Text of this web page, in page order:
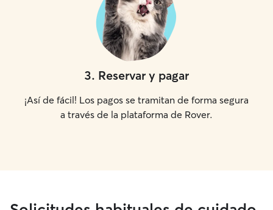
3. Reservar y pagar
¡Así de fácil! Los pagos se tramitan de forma segura
a través de la plataforma de Rover.